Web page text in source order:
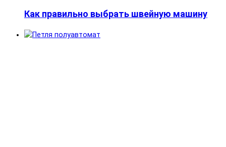
Как правильно выбрать швейную машину